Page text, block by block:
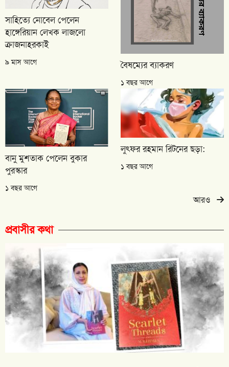
সাহিত্যে নোবেল পেলেন
হাঙ্গেরিয়ান লেখক লাজলো
ক্রাজনাহরকাই
৯ মাস আগে বৈষম্যের ব্যাকরণ
১ বছর আগে
বানু মুশতাক পেলেন বুকার
পুরস্কার
১ বছর আগে
লুৎফর রহমান রিটনের ছড়া:
১ বছর আগে
আরও
প্রবাসীর কথা